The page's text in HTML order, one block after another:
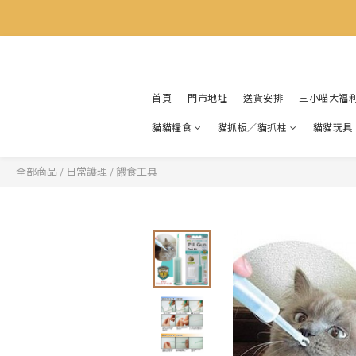
首頁 門市地址 送貨安排 三小喵大福
貓貓糧食 貓抓板／貓抓柱 貓貓玩具
全部商品 / 日常護理 / 餵食工具